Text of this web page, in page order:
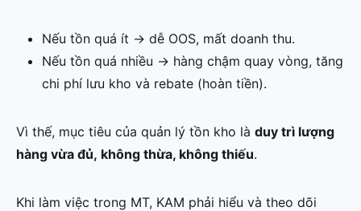
Nếu tồn quá ít → dễ OOS, mất doanh thu.
Nếu tồn quá nhiều → hàng chậm quay vòng, tăng
chi phí lưu kho và rebate (hoàn tiền).
Vì thế, mục tiêu của quản lý tồn kho là duy trì lượng
hàng vừa đủ, không thừa, không thiếu.
Khi làm việc trong MT, KAM phải hiểu và theo dõi